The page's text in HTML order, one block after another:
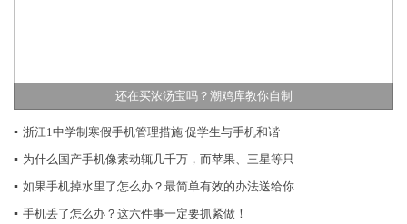
还在买浓汤宝吗？潮鸡库教你自制
▪ 浙江1中学制寒假手机管理措施 促学生与手机和谐
▪ 为什么国产手机像素动辄几千万，而苹果、三星等只
▪ 如果手机掉水里了怎么办？最简单有效的办法送给你
▪ 手机丢了怎么办？这六件事一定要抓紧做！